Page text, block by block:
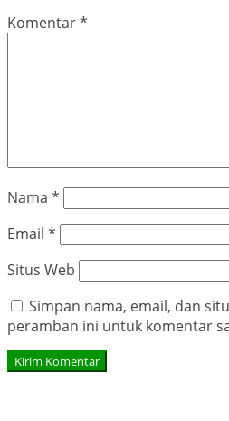
Komentar*
Nama *
Email *
Situs Web
Simpan nama, email, dan
peramban ini untuk komentar